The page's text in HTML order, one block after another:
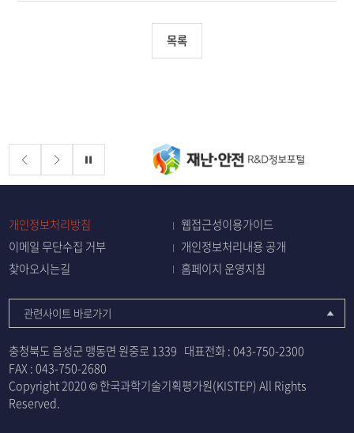
목록
배너존
개인정보처리방침
웹접근성이용가이드
이메일 무단수집 거부
개인정보처리내용 공개
찾아오시는길
홈페이지 운영지침
관련사이트 바로가기
충청북도 음성군 맹동면 원중로 1339 대표전화 :043-750-2300
FAX : 043-750-2680
Copyright 2020 © 한국과학기술기획평가원(KISTEP) All Rights
Reserved.